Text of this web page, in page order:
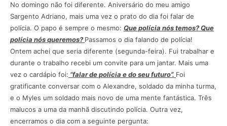
No domingo não foi diferente. Aniversário do meu amigo
Sargento Adriano, mais uma vez o prato do dia foi falar de
polícia. O papo é sempre o mesmo: Que polícia nós temos? Que
polícia nós queremos?Passamos o dia falando de polícia!
Ontem achei que seria diferente (segunda-feira). Fui trabalhar e
durante o trabalho recebi um convite para um jantar. Mais uma
vez o cardápio foi: “falar de polícia e do seu futuro”. Foi
gratificante conversar com o Alexandre, soldado da minha turma,
e o Myles um soldado mais novo de uma mente fantástica. Três
malucos a uma da manhã discutindo polícia. Outra vez,
encerramos o dia com a seguinte pergunta: